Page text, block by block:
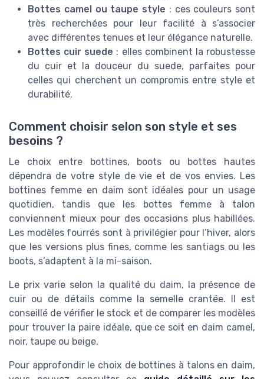
Bottes camel ou taupe style : ces couleurs sont
très recherchées pour leur facilité à s’associer
avec différentes tenues et leur élégance naturelle.
Bottes cuir suede : elles combinent la robustesse
du cuir et la douceur du suede, parfaites pour
celles qui cherchent un compromis entre style et
durabilité.
Comment choisir selon son style et ses
besoins ?
Le choix entre bottines, boots ou bottes hautes
dépendra de votre style de vie et de vos envies. Les
bottines femme en daim sont idéales pour un usage
quotidien, tandis que les bottes femme à talon
conviennent mieux pour des occasions plus habillées.
Les modèles fourrés sont à privilégier pour l’hiver, alors
que les versions plus fines, comme les santiags ou les
boots, s’adaptent à la mi-saison.
Le prix varie selon la qualité du daim, la présence de
cuir ou de détails comme la semelle crantée. Il est
conseillé de vérifier le stock et de comparer les modèles
pour trouver la paire idéale, que ce soit en daim camel,
noir, taupe ou beige.
Pour approfondir le choix de bottines à talons en daim,